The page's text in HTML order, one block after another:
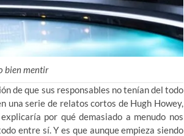
bien mentir
de que sus responsables no tenían del todo
una serie de relatos cortos de Hugh Howey,
por qué demasiado a menudo nos
entre sí. Y es que aunque empieza siendo